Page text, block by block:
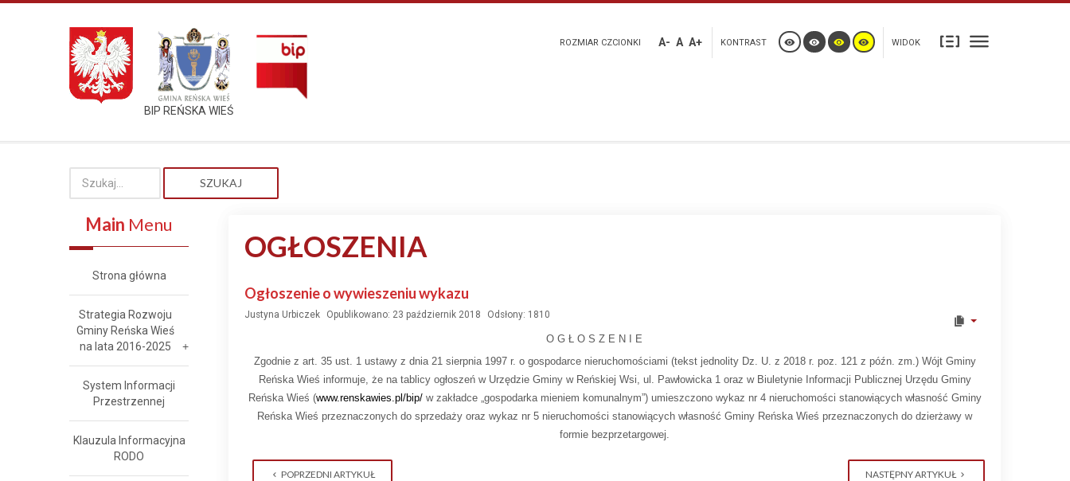
BIP REŃSKA WIEŚ
ROZMIAR CZCIONKI A- A A+ KONTRAST WIDOK
SZUKAJ
OGŁOSZENIA
Ogłoszenie o wywieszeniu wykazu
Justyna Urbiczek Opublikowano: 23 październik 2018 Odsłony: 1810
O G Ł O S Z E N I E
Zgodnie z art. 35 ust. 1 ustawy z dnia 21 sierpnia 1997 r. o gospodarce nieruchomościami (tekst jednolity Dz. U. z 2018 r. poz. 121 z późn. zm.) Wójt Gminy
Reńska Wieś informuje, że na tablicy ogłoszeń w Urzędzie Gminy w Reńskiej Wsi, ul. Pawłowicka 1 oraz w Biuletynie Informacji Publicznej Urzędu Gminy
Reńska Wieś (www.renskawies.pl/bip/w zakładce „gospodarka mieniem komunalnym”) umieszczono wykaz nr 4 nieruchomości stanowiących własność Gminy
Reńska Wieś przeznaczonych do sprzedaży oraz wykaz nr 5 nieruchomości stanowiących własność Gminy Reńska Wieś przeznaczonych do dzierżawy w
formie bezprzetargowej.
POPRZEDNI ARTYKUŁ NASTĘPNY ARTYKUŁ
Main Menu
Strona główna
Strategia Rozwoju
Gminy Reńska Wieś
na lata 2016-2025
System Informacji
Przestrzennej
Klauzula Informacyjna
RODO